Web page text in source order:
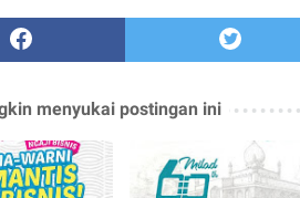
menyukai postingan ini